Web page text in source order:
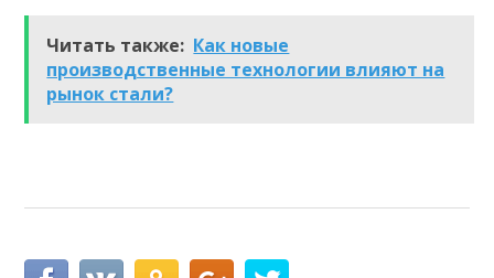
Читать также: Как новые
производственные технологии влияют на
рынок стали?